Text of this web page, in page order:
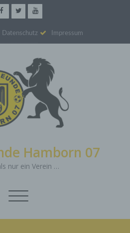
Datenschutz Impressum
Hamborn 07
nur ein Verein …
Schalte